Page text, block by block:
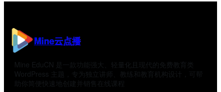
Mine云点播
Mine EduCN 是一款功能强大、轻量化且现代的免费教育类
WordPress 主题，专为独立讲师、教练和教育机构设计，可帮
助你简便快速地创建并销售在线课程